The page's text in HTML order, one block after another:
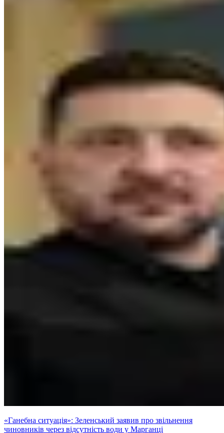
«Ганебна ситуація»: Зеленський заявив про звільнення
чиновників через відсутність води у Марганці